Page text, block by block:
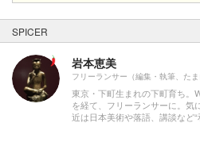
SPICER
岩本恵美
フリーランサー（編集・執筆、たま
東京・下町生まれの下町育ち。
を経て、フリーランサーに。気
近は日本美術や落語、講談など“